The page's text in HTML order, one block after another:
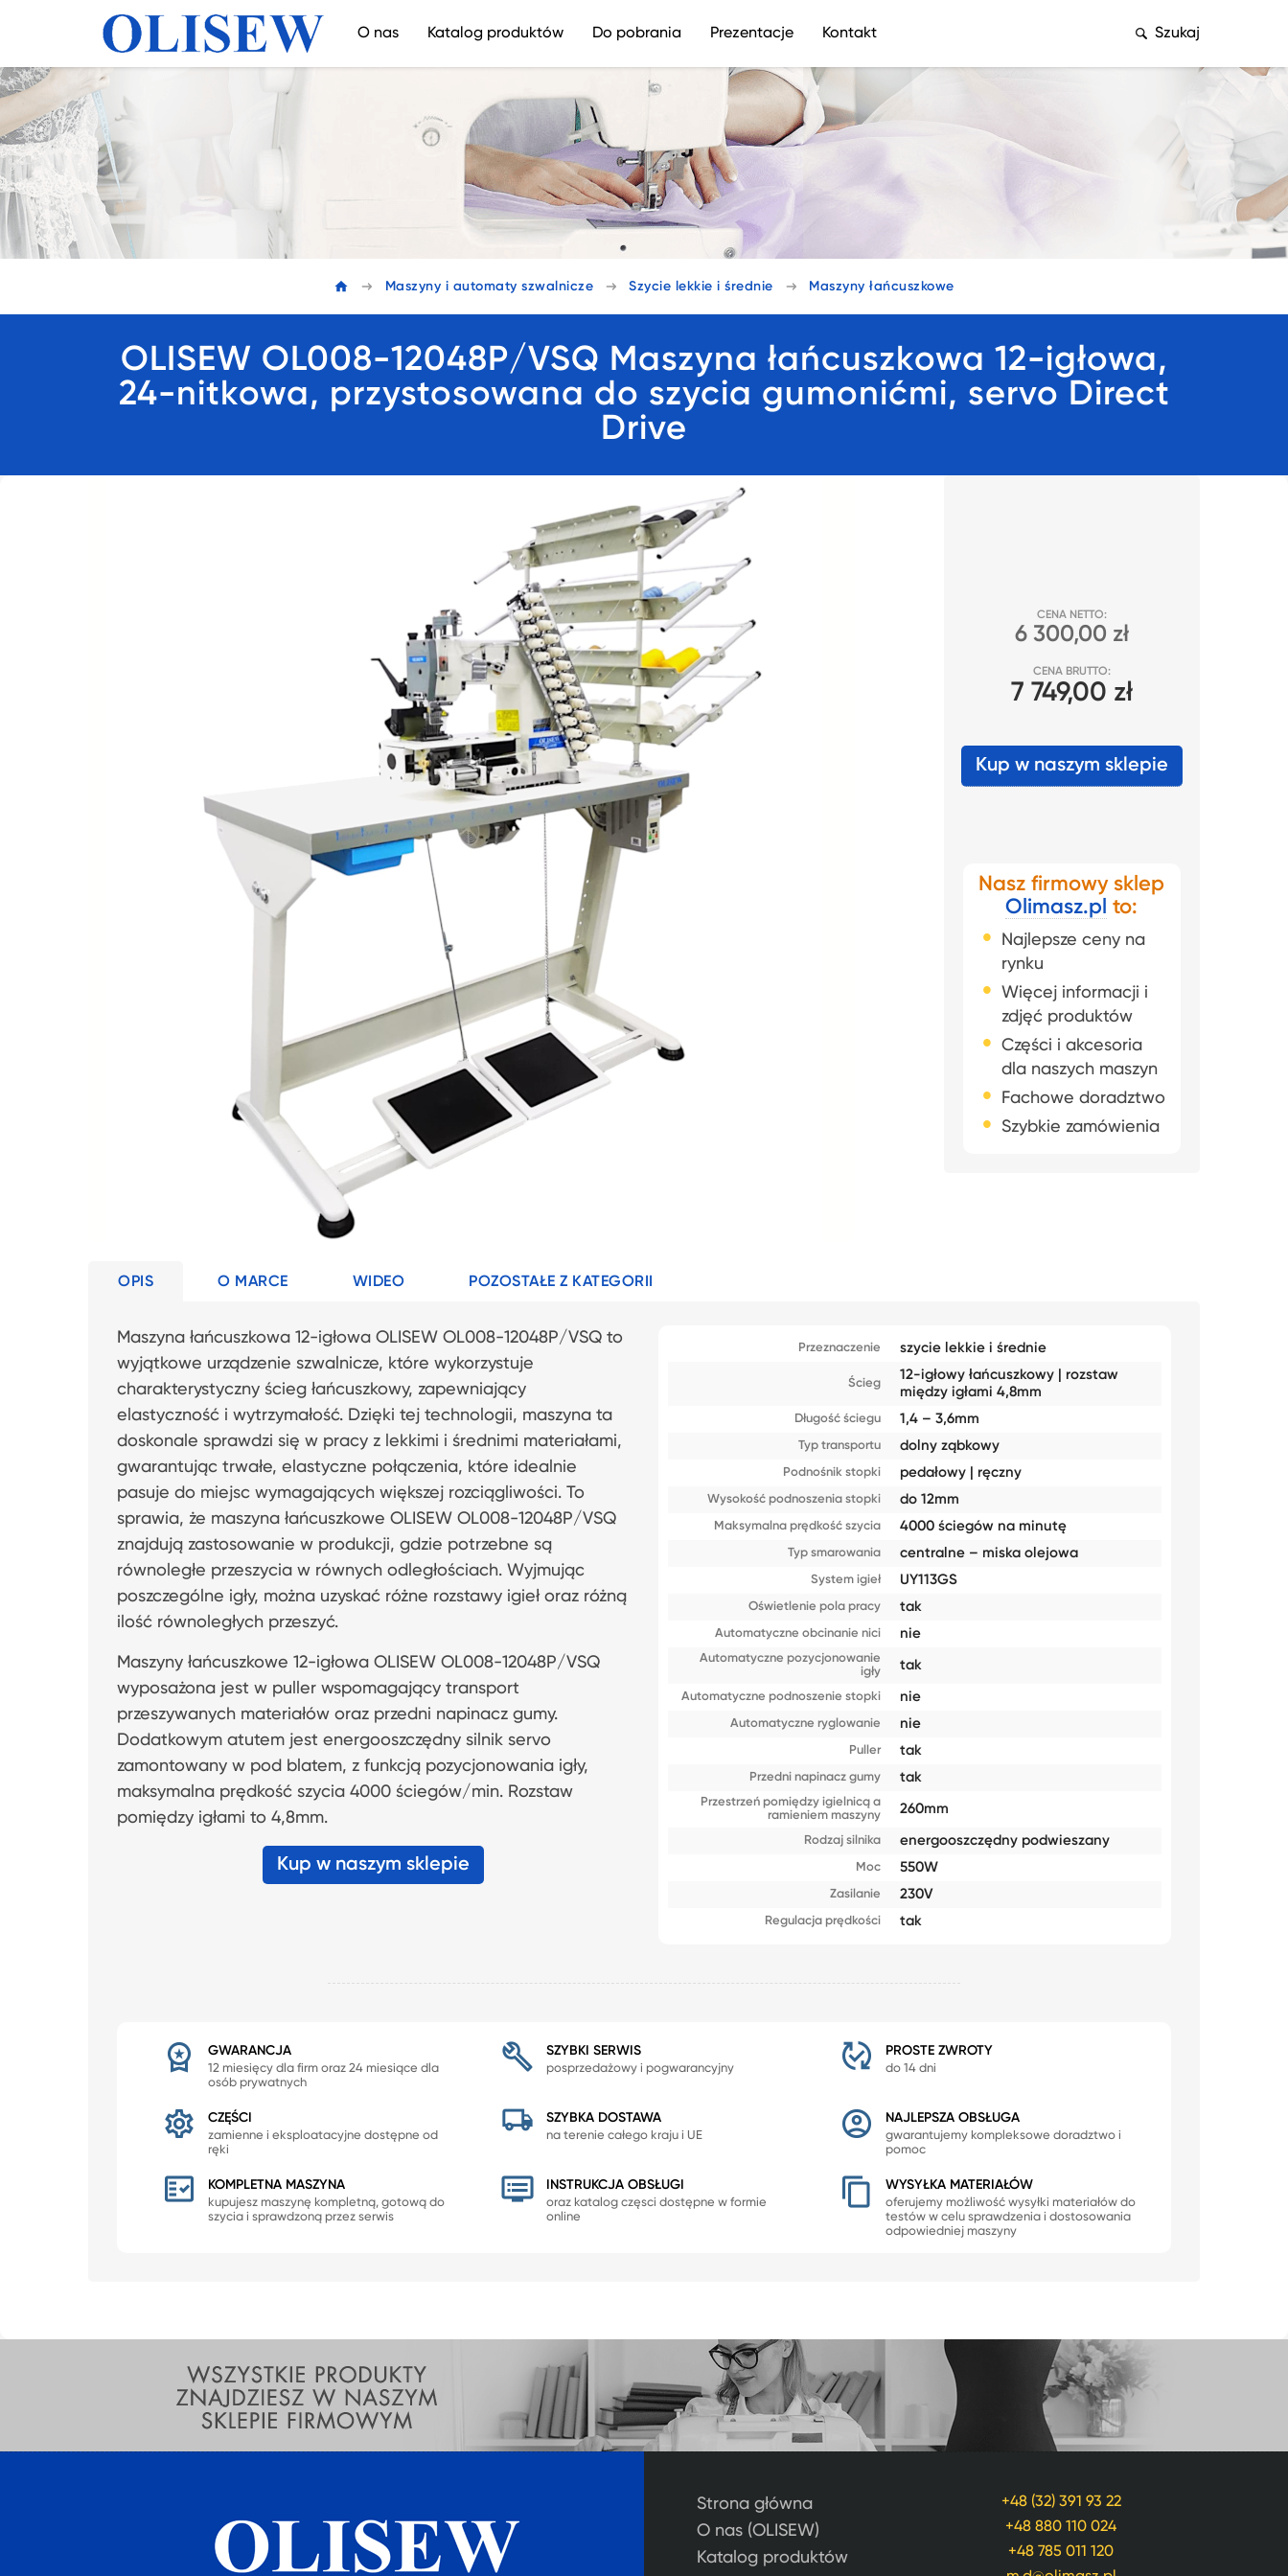
O nas Katalog produktów Do pobrania Prezentacje Kontakt Szukaj
Maszyny i automaty szwalnicze Szycie lekkie i średnie Maszyny łańcuszkowe
OLISEW OL008-12048P/VSQ Maszyna łańcuszkowa 12-igłowa,
24-nitkowa, przystosowana do szycia gumonićmi, servo Direct
Drive
CENA NETTO:
6 300,00 zł
CENA BRUTTO:
7 749,00 zł
Kup w naszym sklepie
Nasz firmowy sklep
Olimasz.pl to:
Najlepsze ceny na
rynku
Więcej informacji i
zdjęć produktów
Części i akcesoria
dla naszych maszyn
Fachowe doradztwo
Szybkie zamówienia
OPIS O MARCE WIDEO POZOSTAŁE Z KATEGORII
Maszyna łańcuszkowa 12-igłowa OLISEW OL008-12048P/VSQ to
wyjątkowe urządzenie szwalnicze, które wykorzystuje
charakterystyczny ścieg łańcuszkowy, zapewniający
elastyczność i wytrzymałość. Dzięki tej technologii, maszyna ta
doskonale sprawdzi się w pracy z lekkimi i średnimi materiałami,
gwarantując trwałe, elastyczne połączenia, które idealnie
pasuje do miejsc wymagających większej rozciągliwości. To
sprawia, że maszyna łańcuszkowe OLISEW OL008-12048P/VSQ
znajdują zastosowanie w produkcji, gdzie potrzebne są
równoległe przeszycia w równych odległościach. Wyjmując
poszczególne igły, można uzyskać różne rozstawy igieł oraz różną
ilość równoległych przeszyć.
Maszyny łańcuszkowe 12-igłowa OLISEW OL008-12048P/VSQ
wyposażona jest w puller wspomagający transport
przeszywanych materiałów oraz przedni napinacz gumy.
Dodatkowym atutem jest energooszczędny silnik servo
zamontowany w pod blatem, z funkcją pozycjonowania igły,
maksymalna prędkość szycia 4000 ściegów/min. Rozstaw
pomiędzy igłami to 4,8mm.
Kup w naszym sklepie
Przeznaczenie szycie lekkie i średnie
Ścieg
12-igłowy łańcuszkowy | rozstaw
między igłami 4,8mm
Długość ściegu 1,4 – 3,6mm
Typ transportu dolny ząbkowy
Podnośnik stopki pedałowy | ręczny
Wysokość podnoszenia stopki do 12mm
Maksymalna prędkość szycia 4000 ściegów na minutę
Typ smarowania centralne – miska olejowa
System igieł UY113GS
Oświetlenie pola pracy tak
Automatyczne obcinanie nici nie
Automatyczne pozycjonowanie
igły
tak
Automatyczne podnoszenie stopki nie
Automatyczne ryglowanie nie
Puller tak
Przedni napinacz gumy tak
Przestrzeń pomiędzy igielnicą a
ramieniem maszyny
260mm
Rodzaj silnika energooszczędny podwieszany
Moc 550W
Zasilanie 230V
Regulacja prędkości tak
GWARANCJA
12 miesięcy dla firm oraz 24 miesiące dla
osób prywatnych
SZYBKI SERWIS
posprzedażowy i pogwarancyjny
PROSTE ZWROTY
do 14 dni
CZĘŚCI
zamienne i eksploatacyjne dostępne od
ręki
SZYBKA DOSTAWA
na terenie całego kraju i UE
NAJLEPSZA OBSŁUGA
gwarantujemy kompleksowe doradztwo i
pomoc
KOMPLETNA MASZYNA
kupujesz maszynę kompletną, gotową do
szycia i sprawdzoną przez serwis
INSTRUKCJA OBSŁUGI
oraz katalog częsci dostępne w formie
online
WYSYŁKA MATERIAŁÓW
oferujemy możliwość wysyłki materiałów do
testów w celu sprawdzenia i dostosowania
odpowiedniej maszyny
Strona główna
O nas (OLISEW)
Katalog produktów
+48 (32) 391 93 22
+48 880 110 024
+48 785 011 120